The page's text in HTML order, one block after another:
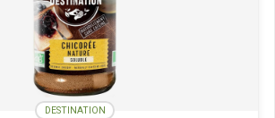
DESTINATION